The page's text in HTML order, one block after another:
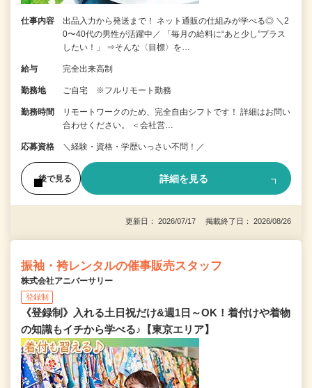
仕事内容
出品入力から発送まで！ ネット通販の仕組みが学べる◎ ＼2
0〜40代の男性が活躍中／ 「毎月の給料に“あと少し”プラス
したい！」 ⇒そんな〈目標〉を…
給与 完全出来高制
勤務地 ご自宅 ※フルリモート勤務
勤務時間
リモートワークのため、完全自由シフトです！ 詳細はお問い
合わせください。 ＜会社営…
応募資格 ＼経験・資格・学歴いっさい不問！／
後で見る 詳細を見る
更新日： 2026/07/17 掲載終了日： 2026/08/26
振袖・袴レンタルの催事販売スタッフ
株式会社アニバーサリー
登録制
《登録制》入れる土日祝だけ&週1日～OK！着付けや着物
の知識もイチから学べる♪【東京エリア】